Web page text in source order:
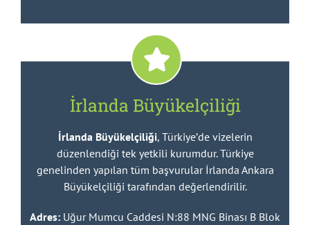
İrlanda Büyükelçiliği
İrlanda Büyükelçiliği, Türkiye’de vizelerin
düzenlendiği tek yetkili kurumdur. Türkiye
genelinden yapılan tüm başvurular İrlanda Ankara
Büyükelçiliği tarafından değerlendirilir.
Adres: Uğur Mumcu Caddesi N:88 MNG Binası B Blok